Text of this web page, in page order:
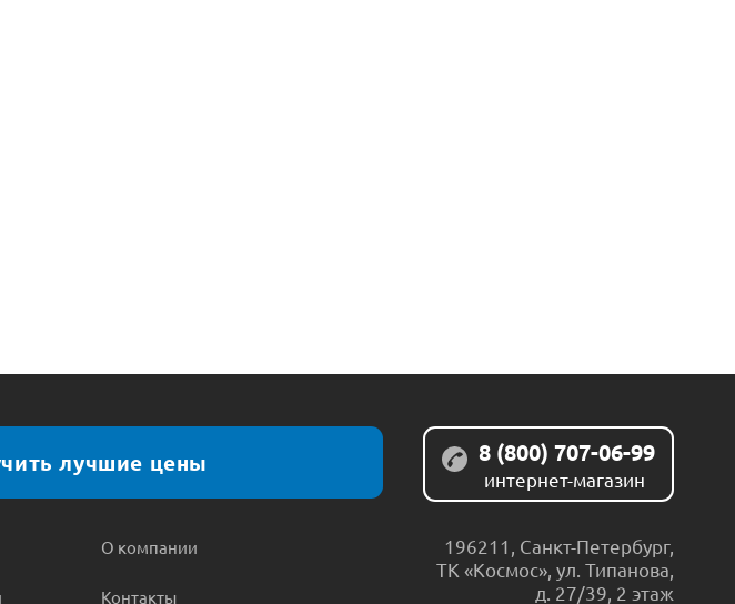
лучшие цены
О компании
Контакты
8 (800) 707-06-99
интернет-магазин
196211 Санкт-Петербург,
ТК «Космос», ул. Типанова,
д. 27/39, 2 этаж